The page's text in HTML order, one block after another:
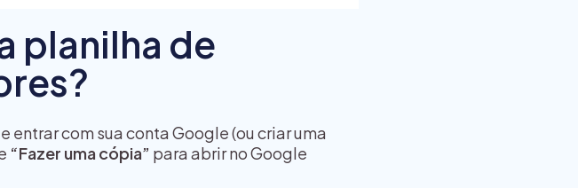
planilha de
e entrar com sua conta Google (ou criar uma
“Fazer uma cópia” para abrir no Google